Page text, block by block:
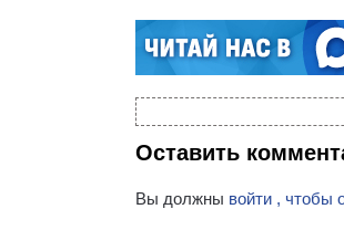
Оставить
Вы должны войти , чтобы